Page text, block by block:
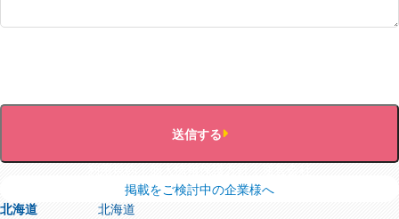
送信する
掲載をご検討中の企業様へ
北海道
北海道